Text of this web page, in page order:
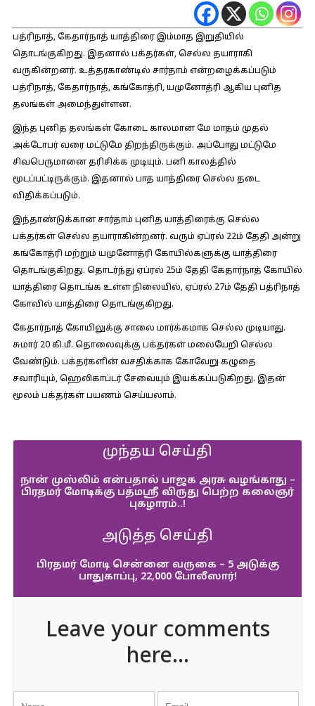
பத்ரிநாத், கேதார்நாத் யாத்திரை இம்மாத இறுதியில்
தொடங்குகிறது. இதனால் பக்தர்கள், செல்ல தயாராகி
வருகின்றனர். உத்தரகாண்டில் சார்தாம் என்றழைக்கப்படும்
பத்ரிநாத், கேதார்நாத், கங்கோத்ரி, யமுனோத்ரி ஆகிய புனித
தலங்கள் அமைந்துள்ளன.
இந்த புனித தலங்கள் கோடை காலமான மே மாதம் முதல்
அக்டோபர் வரை மட்டுமே திறந்திருக்கும். அப்போது மட்டுமே
சிவபெருமானை தரிசிக்க முடியும். பனி காலத்தில்
மூடப்பட்டிருக்கும். இதனால் பாத யாத்திரை செல்ல தடை
விதிக்கப்படும்.
இந்தாண்டுக்கான சார்தாம் புனித யாத்திரைக்கு செல்ல
பக்தர்கள் செல்ல தயாராகின்றனர். வரும் ஏப்ரல் 22ம் தேதி அன்று
கங்கோத்ரி மற்றும் யமுனோத்ரி கோயில்களுக்கு யாத்திரை
தொடங்குகிறது. தொடர்ந்து ஏப்ரல் 25ம் தேதி கேதார்நாத் கோயில்
யாத்திரை தொடங்க உள்ள நிலையில், ஏப்ரல் 27ம் தேதி பத்ரிநாத்
கோவில் யாத்திரை தொடங்குகிறது.
கேதார்நாத் கோயிலுக்கு சாலை மார்க்கமாக செல்ல முடியாது.
சுமார் 20 கி.மீ. தொலைவுக்கு பக்தர்கள் மலையேறி செல்ல
வேண்டும். பக்தர்களின் வசதிக்காக கோவேறு கழுதை
சவாரியும், ஹெலிகாப்டர் சேவையும் இயக்கப்படுகிறது. இதன்
மூலம் பக்தர்கள் பயணம் செய்யலாம்.
முந்தய செய்தி
நான் முஸ்லிம் என்பதால் பாஜக அரசு வழங்காது –
பிரதமர் மோடிக்கு பத்மஸ்ரீ விருது பெற்ற கலைஞர்
புகழாரம்..!
அடுத்த செய்தி
பிரதமர் மோடி சென்னை வருகை – 5 அடுக்கு
பாதுகாப்பு, 22,000 போலீஸார்!
Leave your comments
here...